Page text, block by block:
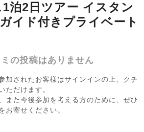
泊2日ツアー イスタン
イド付きプライベート
の投稿はありません
加されたお客様はサインインの上、クチ
ただけます。
また今後参加を考える方のために、ぜひ
お寄せください。